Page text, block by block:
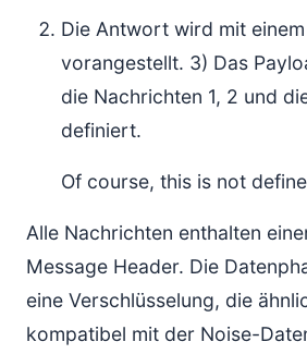
Die Antwort wird mit
vorangestellt. 3) Das
die Nachrichten 1, 2 und
definiert.
Of course, this is not
Alle Nachrichten enthalten
Message Header. Die
eine Verschlüsselung, die
kompatibel mit der Noise-